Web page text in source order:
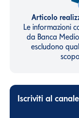
Articolo
Le informazioni
da Banca
escludono
Iscriviti al